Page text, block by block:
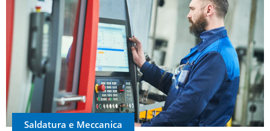
Saldatura e Meccanica